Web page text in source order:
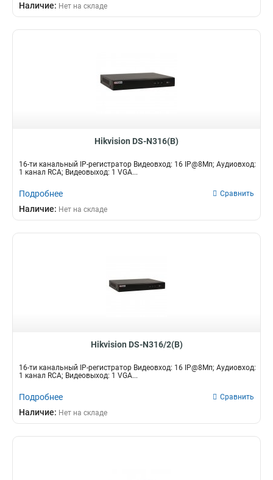
Наличие: Нет на складе
Hikvision DS-N316(B)
16-ти канальный IP-регистратор Видеовход: 16 IP@8Мп; Аудиовход:
1 канал RCA; Видеовыход: 1 VGA...
Подробнее Сравнить
Наличие: Нет на складе
Hikvision DS-N316/2(B)
16-ти канальный IP-регистратор Видеовход: 16 IP@8Мп; Аудиовход:
1 канал RCA; Видеовыход: 1 VGA...
Подробнее Сравнить
Наличие: Нет на складе